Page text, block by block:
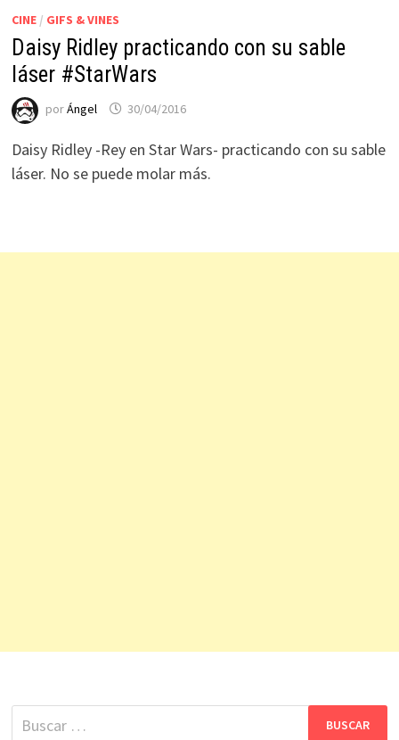
CINE/ GIFS & VINES
Daisy Ridley practicando con su sable
láser #StarWars
porÁngel 30/04/2016
Daisy Ridley -Rey en Star Wars- practicando con su sable
láser. No se puede molar más.
Buscar: